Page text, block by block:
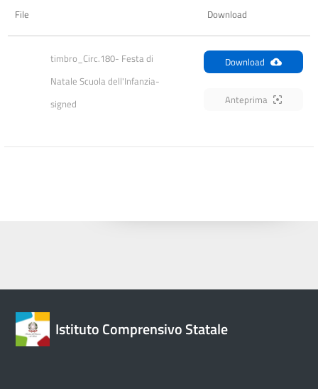
File Download
timbro_Circ.180- Festa di
Natale Scuola dell'Infanzia-
signed
Download
Anteprima
Istituto Comprensivo Statale